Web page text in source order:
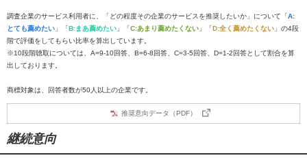
調査企業のサービス利用者に、「どの程度その企業のサービスを推奨したいか」について「A:
とても薦めたい 」「B:まあ薦めたい 」「C:あまり薦めたくない 」「D:全く薦めたくない 」の4段
階で評価をしてもらい比率を算出しています。
※10段階聴取については、A=9-10回答、B=6-8回答、C=3-5回答、D=1-2回答として割合を算
出しております。
商標対象は、回答者数が50人以上の企業です。
推奨意向データ（PDF）
継続意向